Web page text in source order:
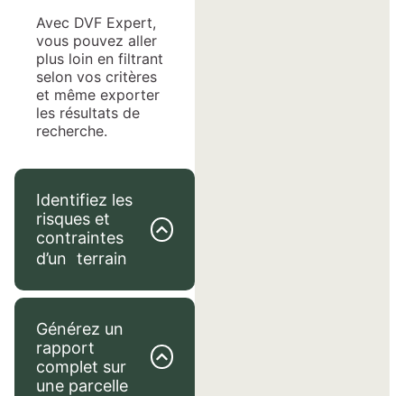
Avec DVF Expert,
vous pouvez aller
plus loin en filtrant
selon vos critères
et même exporter
les résultats de
recherche.
Identifiez les
risques et
contraintes
d’un terrain
Générez un
rapport
complet sur
une parcelle